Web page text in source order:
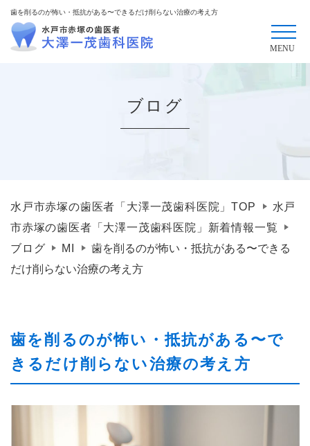
歯を削るのが怖い・抵抗がある〜できるだけ削らない治療の考え方
ブログ
水戸市赤塚の歯医者「大澤一茂歯科医院」TOP
水戸
市赤塚の歯医者「大澤一茂歯科医院」新着情報一覧
ブログ
MI
歯を削るのが怖い・抵抗がある〜できる
だけ削らない治療の考え方
歯を削るのが怖い・抵抗がある〜で
きるだけ削らない治療の考え方